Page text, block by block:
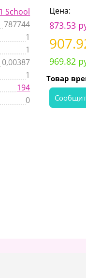
School
787744
1
1
0,00387
1
194
0
Цена:
873.53
969.82
Товар